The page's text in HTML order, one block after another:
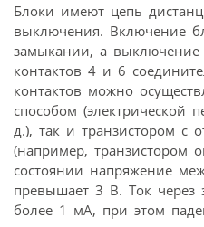
Блоки имеют цепь
выключения. Включение
замыкании, а
контактов 4 и 6
контактов можно
способом (электрической
д.), так и транзистором с
(например, транзистором
состоянии напряжение
превышает 3 В. Ток через
более 1 мА, при этом